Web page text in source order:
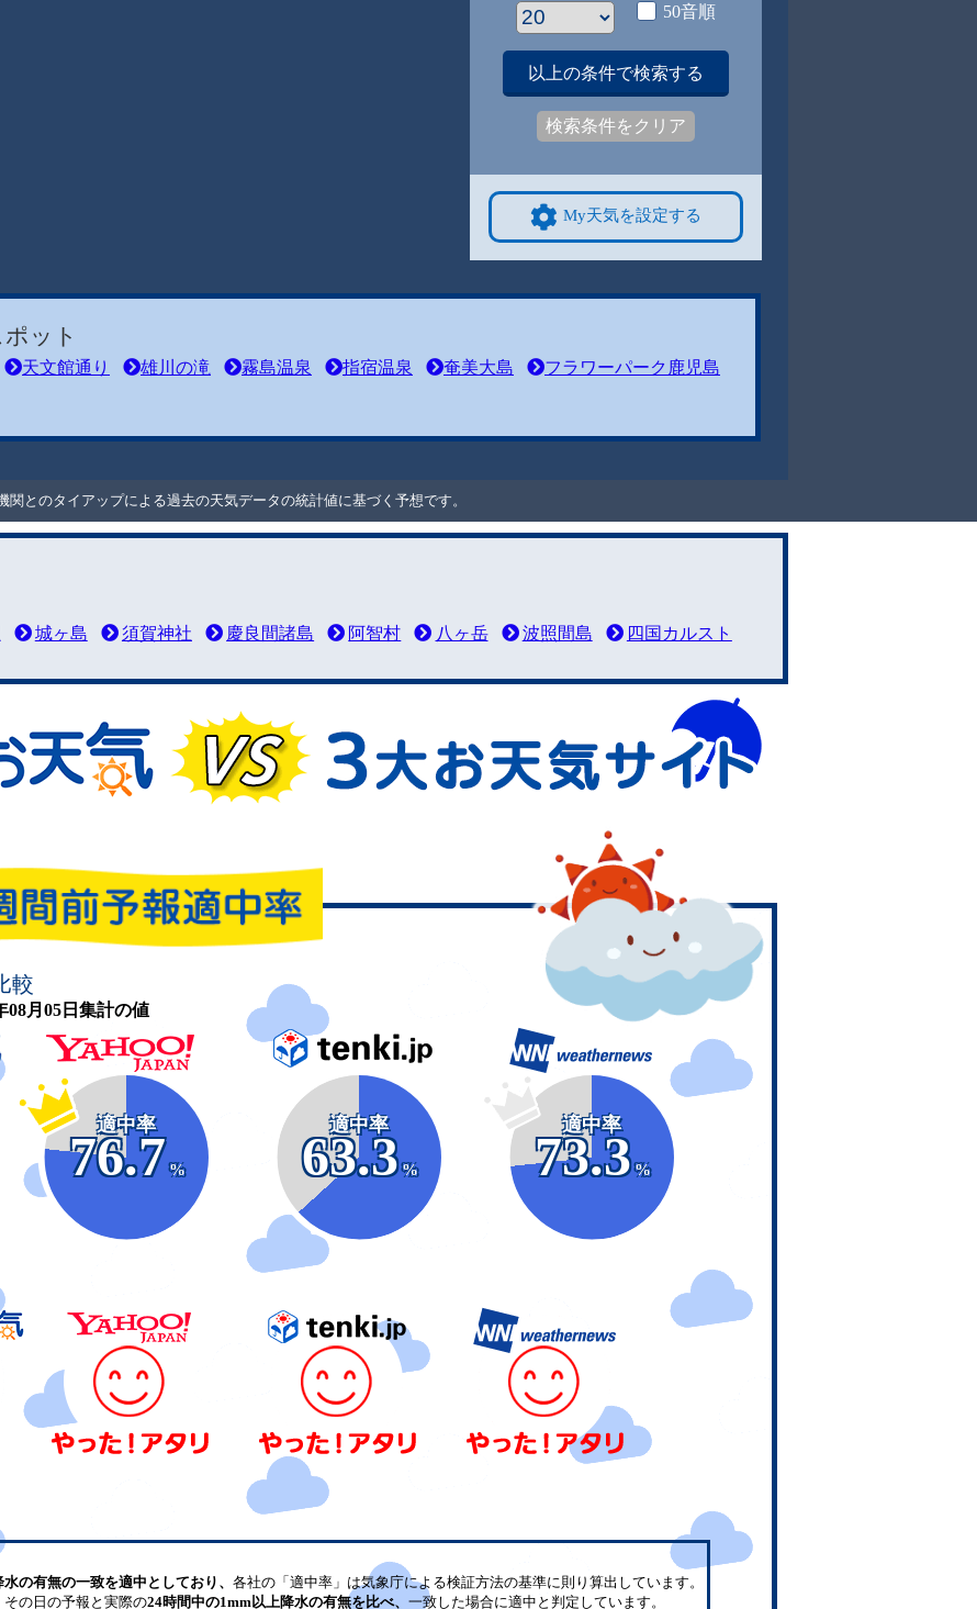
50音順
以上の条件で検索する
検索条件をクリア
My天気を設定する
ット
天文館通り 雄川の滝 霧島温泉 指宿温泉 奄美大島
フラワーパーク鹿児島
とのタイアップによる過去の天気データの統計値に基づく予想です。
城ヶ島 須賀神社 慶良間諸島 阿智村 八ヶ岳 波照間島 四国カルスト
較
08月05日集計の値
適中率
76.7
%
適中率
63.3
%
適中率
73.3
%
の有無の一致を適中としており、 各社の「適中率」は気象庁による検証方法の基準に則り算出しています。
の日の予報と実際の24時間中の1mm以上降水の有無を比べ、 一致した場合に適中と判定しています。